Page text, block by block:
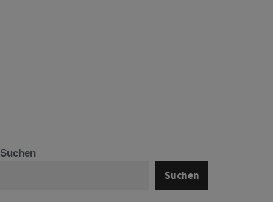
Suchen
Suchen